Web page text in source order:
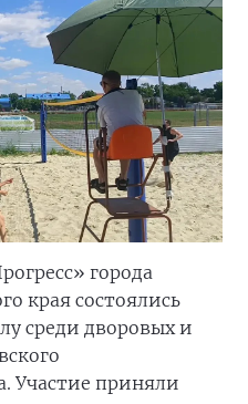
города
края состоялись
среди дворовых и
Участие приняли